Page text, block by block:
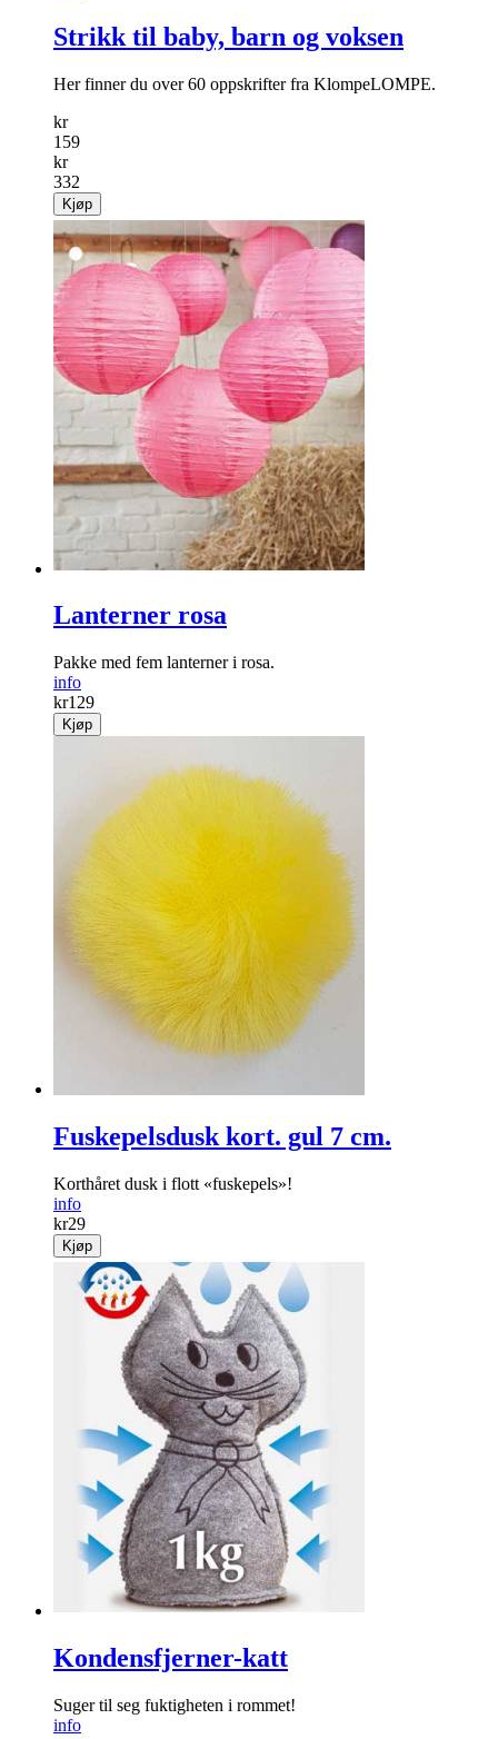
Strikk til baby, barn og voksen
Her finner du over 60 oppskrifter fra KlompeLOMPE.
kr
159
kr
332
Kjøp
Lanterner rosa
Pakke med fem lanterner i rosa.
info
kr129
Kjøp
Fuskepelsdusk kort. gul 7 cm.
Korthåret dusk i flott «fuskepels»!
info
kr29
Kjøp
Kondensfjerner-katt
Suger til seg fuktigheten i rommet!
info